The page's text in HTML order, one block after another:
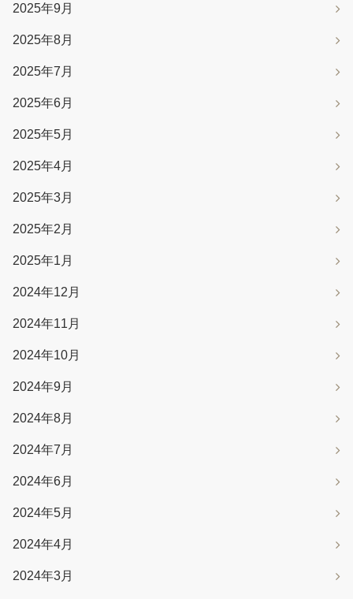
2025年9月
2025年8月
2025年7月
2025年6月
2025年5月
2025年4月
2025年3月
2025年2月
2025年1月
2024年12月
2024年11月
2024年10月
2024年9月
2024年8月
2024年7月
2024年6月
2024年5月
2024年4月
2024年3月